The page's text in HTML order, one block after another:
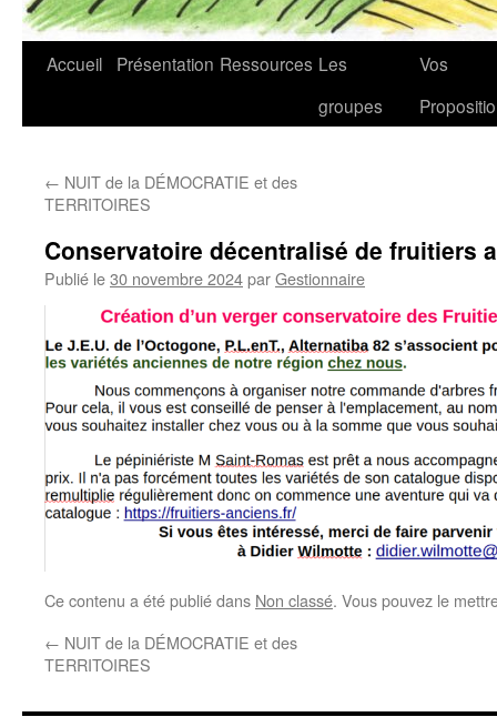
Accueil Présentation Ressources Les
groupes
Vos
← NUIT de la DÉMOCRATIE et des
TERRITOIRES
Conservatoire décentralisé de fruitiers
Publié le30 novembre 2024parGestionnaire
Ce contenu a été publié dans Non classé. Vous pouvez le
← NUIT de la DÉMOCRATIE et des
TERRITOIRES